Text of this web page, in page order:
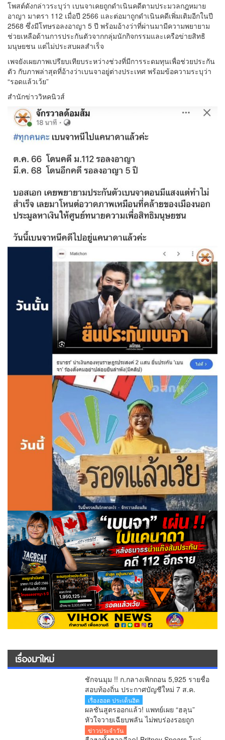
โพสต์ดังกล่าวระบุว่า เบนจาเคยถูกดำเนินคดีตามประมวลกฎหมาย
อาญา มาตรา 112 เมื่อปี 2566 และต่อมาถูกดำเนินคดีเพิ่มเติมอีกในปี
2568 ซึ่งมีโทษรอลงอาญา 5 ปี พร้อมอ้างว่าที่ผ่านมามีความพยายาม
ช่วยเหลือด้านการประกันตัวจากกลุ่มนักกิจกรรมและเครือข่ายสิทธิ
มนุษยชน แต่ไม่ประสบผลสำเร็จ
เพจยังเผยภาพเปรียบเทียบระหว่างช่วงที่มีการระดมทุนเพื่อช่วยประกัน
ตัว กับภาพล่าสุดที่อ้างว่าเบนจาอยู่ต่างประเทศ พร้อมข้อความระบุว่า
“รอดแล้วเว้ย”
สำนักข่าววิหคนิวส์
เรื่องมาใหม่
ชักจนมุม !! ก.กลางเพิกถอน 5,925 รายชื่อ
สอบท้องถิ่น ประกาศบัญชีใหม่ 7 ส.ค.
ยืนยันพร้อมสู้ทุกคดี หลังอดีตอธิบดีโดน 6
ข้อหา
เรื่องฮอต ประเด็นฮิต
ผลชันสูตรออกแล้ว! แพทย์เผย “ฮลุน”
หัวใจวายเฉียบพลัน ไม่พบร่องรอยถูก
ทำร้าย รอผลสารพิษยืนยันอีก 1-2 สัปดาห์
ข่าวประจำวัน